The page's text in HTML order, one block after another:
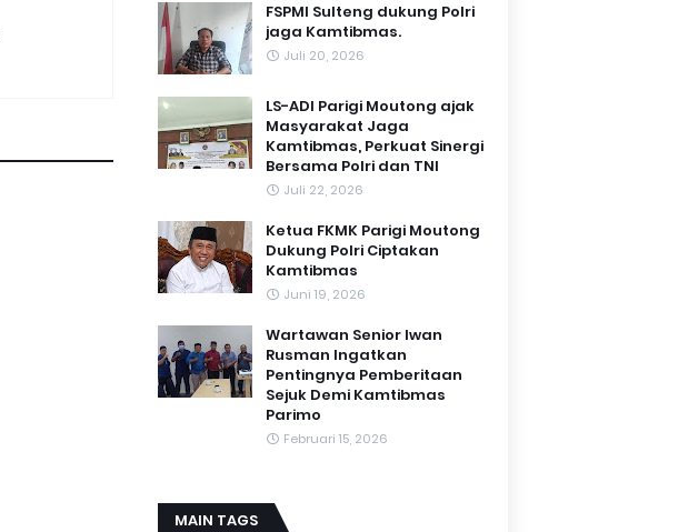
FSPMI Sulteng dukung Polri
jaga Kamtibmas.
Juli 20, 2026
LS-ADI Parigi Moutong ajak
Masyarakat Jaga
Kamtibmas, Perkuat Sinergi
Bersama Polri dan TNI
Juli 22, 2026
Ketua FKMK Parigi Moutong
Dukung Polri Ciptakan
Kamtibmas
Juni 19, 2026
Wartawan Senior Iwan
Rusman Ingatkan
Pentingnya Pemberitaan
Sejuk Demi Kamtibmas
Parimo
Februari 15, 2026
MAIN TAGS